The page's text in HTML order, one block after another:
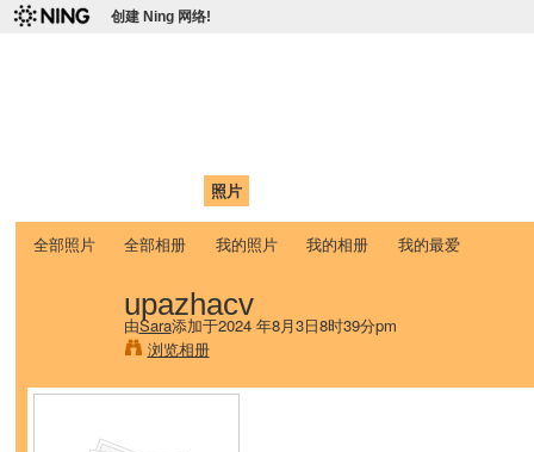
创建 Ning 网络!
照片
全部照片 全部相册 我的照片 我的相册 我的最爱
upazhacv
由Sara添加于2024 年8月3日8时39分pm
浏览相册